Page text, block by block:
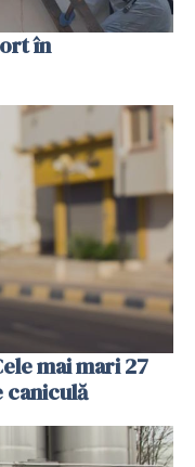
în
mai mari 27
caniculă